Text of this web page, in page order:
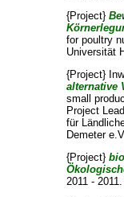
{Project}
for poultry
Universität
{Project}
alternative
small
Project
für
Demeter
{Project}
2011 -